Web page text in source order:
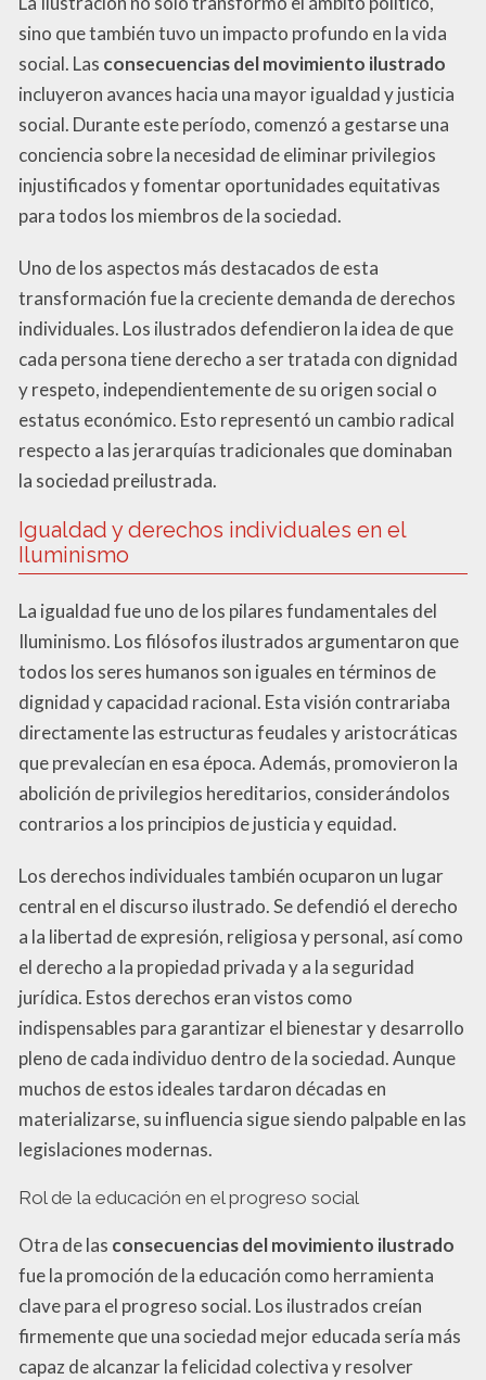
sino que también tuvo un impacto profundo en la vida
social. Las consecuencias del movimiento ilustrado
incluyeron avances hacia una mayor igualdad y justicia
social. Durante este período, comenzó a gestarse una
conciencia sobre la necesidad de eliminar privilegios
injustificados y fomentar oportunidades equitativas
para todos los miembros de la sociedad.
Uno de los aspectos más destacados de esta
transformación fue la creciente demanda de derechos
individuales. Los ilustrados defendieron la idea de que
cada persona tiene derecho a ser tratada con dignidad
y respeto, independientemente de su origen social o
estatus económico. Esto representó un cambio radical
respecto a las jerarquías tradicionales que dominaban
la sociedad preilustrada.
Igualdad y derechos individuales en el
Iluminismo
La igualdad fue uno de los pilares fundamentales del
Iluminismo. Los filósofos ilustrados argumentaron que
todos los seres humanos son iguales en términos de
dignidad y capacidad racional. Esta visión contrariaba
directamente las estructuras feudales y aristocráticas
que prevalecían en esa época. Además, promovieron la
abolición de privilegios hereditarios, considerándolos
contrarios a los principios de justicia y equidad.
Los derechos individuales también ocuparon un lugar
central en el discurso ilustrado. Se defendió el derecho
a la libertad de expresión, religiosa y personal, así como
el derecho a la propiedad privada y a la seguridad
jurídica. Estos derechos eran vistos como
indispensables para garantizar el bienestar y desarrollo
pleno de cada individuo dentro de la sociedad. Aunque
muchos de estos ideales tardaron décadas en
materializarse, su influencia sigue siendo palpable en las
legislaciones modernas.
Rol de la educación en el progreso social
Otra de las consecuencias del movimiento ilustrado
fue la promoción de la educación como herramienta
clave para el progreso social. Los ilustrados creían
firmemente que una sociedad mejor educada sería más
capaz de alcanzar la felicidad colectiva y resolver